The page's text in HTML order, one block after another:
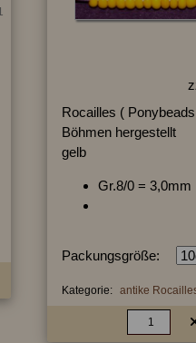
Rocailles (
Böhmen hergestellt
gelb
Gr.8/0 = 3,0mm
Packungsgröße:
Kategorie: antike